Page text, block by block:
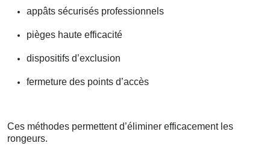
appâts sécurisés professionnels
pièges haute efficacité
dispositifs d’exclusion
fermeture des points d’accès
Ces méthodes permettent d’éliminer efficacement les
rongeurs.